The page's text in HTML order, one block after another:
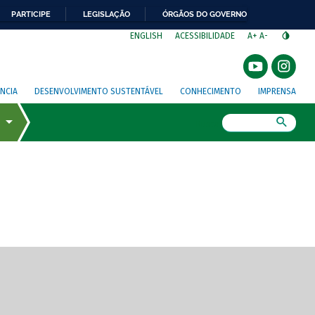
PARTICIPE LEGISLAÇÃO ÓRGÃOS DO GOVERNO
ENGLISH ACESSIBILIDADE A+ A-
DESENVOLVIMENTO SUSTENTÁVEL CONHECIMENTO IMPRENSA
de tela